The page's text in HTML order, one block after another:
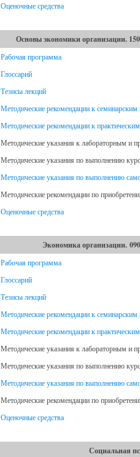
Оценочные средства
Основы экономики организации.
Рабочая программа
Глоссарий
Тезисы лекций
Методические рекомендации к семинарским
Методические рекомендации к
Методические указания к лабораторным и
Методические указания по выполнению
Методические указания по выполнению
Методические рекомендации по
Оценочные средства
Экономика организации.
Рабочая программа
Глоссарий
Тезисы лекций
Методические рекомендации к семинарским
Методические рекомендации к
Методические указания к лабораторным и
Методические указания по выполнению
Методические указания по выполнению
Методические рекомендации по
Оценочные средства
Социальная